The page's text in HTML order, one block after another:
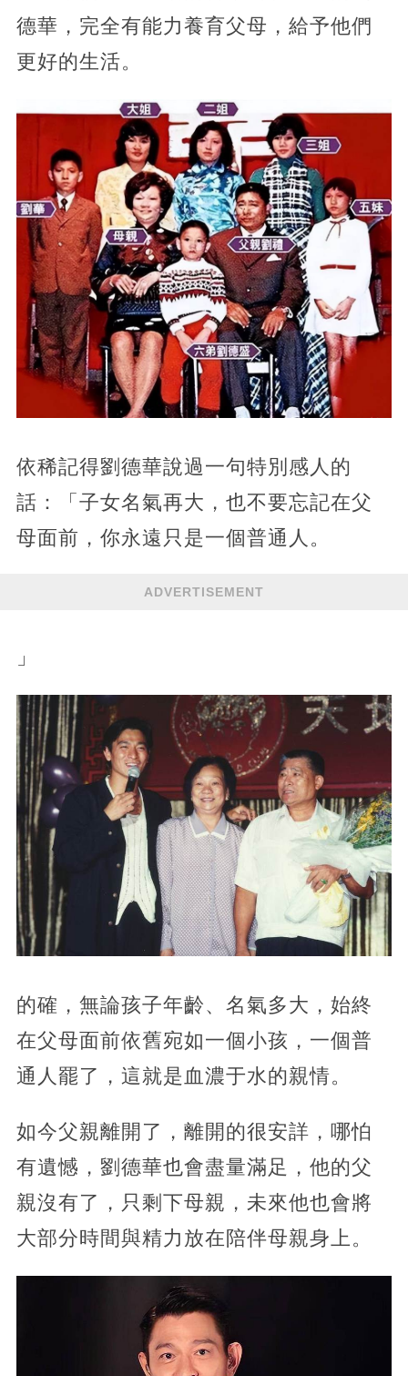
德華，完全有能力養育父母，給予他們
更好的生活。
依稀記得劉德華說過一句特別感人的
話：「子女名氣再大，也不要忘記在父
母面前，你永遠只是一個普通人。
ADVERTISEMENT
」
的確，無論孩子年齡、名氣多大，始終
在父母面前依舊宛如一個小孩，一個普
通人罷了，這就是血濃于水的親情。
如今父親離開了，離開的很安詳，哪怕
有遺憾，劉德華也會盡量滿足，他的父
親沒有了，只剩下母親，未來他也會將
大部分時間與精力放在陪伴母親身上。